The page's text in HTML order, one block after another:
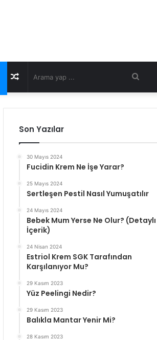
Arama
yap
Rastgele
Makale
Son Yazılar
30 Mayıs 2024
Fucidin Krem Ne İşe Yarar?
25 Mayıs 2024
Sertleşen Pestil Nasıl Yumuşatılır
24 Mayıs 2024
Bebek Mum Yerse Ne Olur? (Detaylı
İçerik)
24 Nisan 2024
Estriol Krem SGK Tarafından
Karşılanıyor Mu?
29 Kasım 2023
Yüz Peelingi Nedir?
29 Kasım 2023
Balıkla Mantar Yenir Mi?
28 Kasım 2023